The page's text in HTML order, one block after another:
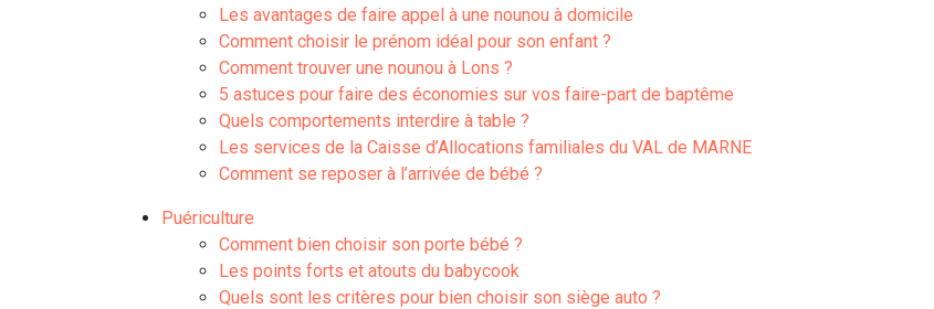
Les avantages de faire appel à une nounou à domicile
Comment choisir le prénom idéal pour son enfant ?
Comment trouver une nounou à Lons ?
5 astuces pour faire des économies sur vos faire-part de baptême
Quels comportements interdire à table ?
Les services de la Caisse d’Allocations familiales du VAL de MARNE
Comment se reposer à l’arrivée de bébé ?
Puériculture
Comment bien choisir son porte bébé ?
Les points forts et atouts du babycook
Quels sont les critères pour bien choisir son siège auto ?